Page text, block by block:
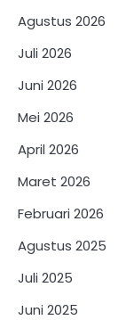
Agustus 2026
Juli 2026
Juni 2026
Mei 2026
April 2026
Maret 2026
Februari 2026
Agustus 2025
Juli 2025
Juni 2025